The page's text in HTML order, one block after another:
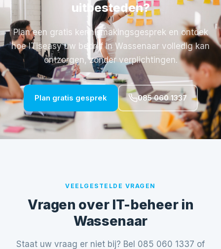
uitbesteden?
Plan een gratis kennismakingsgesprek en ontdek
hoe ITiseasy uw bedrijf in Wassenaar volledig kan
ontzorgen, zonder verplichtingen.
Plan gratis gesprek 085 060 1337
VEELGESTELDE VRAGEN
Vragen over IT-beheer in
Wassenaar
Staat uw vraag er niet bij? Bel 085 060 1337 of